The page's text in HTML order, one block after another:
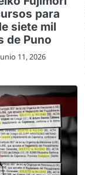
para
siete mil
de Puno
11, 2026